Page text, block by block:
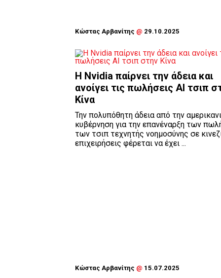
Κώστας Αρβανίτης @ 29.10.2025
H Nvidia παίρνει την άδεια και
ανοίγει τις πωλήσεις ΑΙ τσιπ
Κίνα
Την πολυπόθητη άδεια από την
κυβέρνηση για την επανέναρξη των
των τσιπ τεχνητής νοημοσύνης σε
επιχειρήσεις φέρεται να έχει ...
Κώστας Αρβανίτης @ 15.07.2025